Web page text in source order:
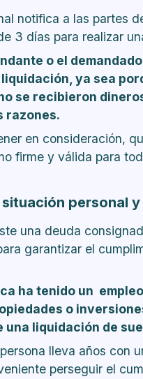
notifica a las partes
3 días para realizar
o el
ya sea
se recibieron
razones.
en consideración,
firme y válida para
situación personal
una deuda
garantizar el
ha tenido un
o
una liquidación de
lleva años con
perseguir el